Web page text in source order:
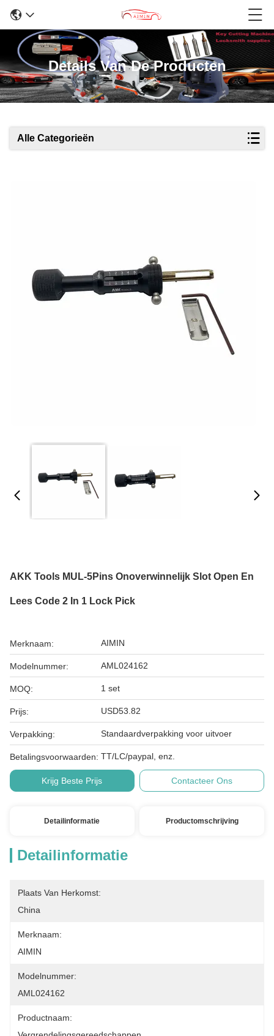
Details Van De Producten
Alle Categorieën
AKK Tools MUL-5Pins Onoverwinnelijk Slot Open En
Lees Code 2 In 1 Lock Pick
Merknaam: AIMIN
Modelnummer: AML024162
MOQ: 1 set
Prijs: USD53.82
Verpakking: Standaardverpakking voor uitvoer
Betalingsvoorwaarden: TT/LC/paypal, enz.
Krijg Beste Prijs Contacteer Ons
Detailinformatie Productomschrijving
Detailinformatie
Plaats Van Herkomst:
China
Merknaam:
AIMIN
Modelnummer:
AML024162
Productnaam: